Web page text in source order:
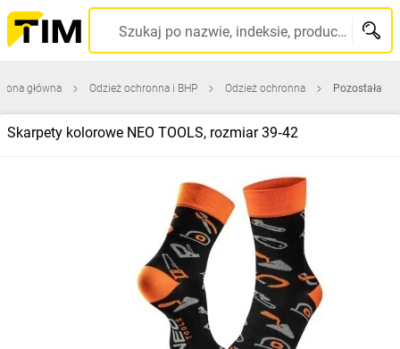
Szukaj po nazwie, indeksie, producencie, kodzie kreskowym...
główna Odzież ochronna i BHP Odzież ochronna Pozostała
Skarpety kolorowe NEO TOOLS, rozmiar 39‑42